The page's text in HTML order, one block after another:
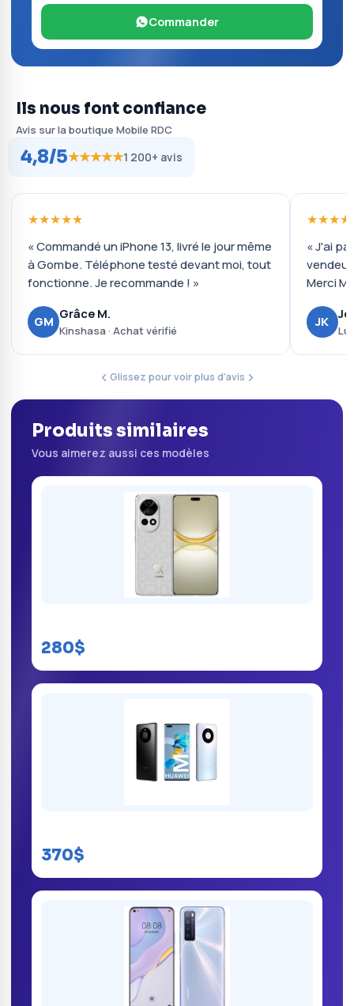
Commander
Ils nous font confiance
Avis sur la boutique Mobile RDC
4,8/5★★★★★1 200+ avis
★★★★★
« Commandé un iPhone 13, livré le jour même
à Gombe. Téléphone testé devant moi, tout
fonctionne. Je recommande ! »
GM Grâce M.
Kinshasa · Achat vérifié
« J'ai
Merci
JK
Glissez pour voir plus d'avis
Produits similaires
Vous aimerez aussi ces modèles
280$
370$